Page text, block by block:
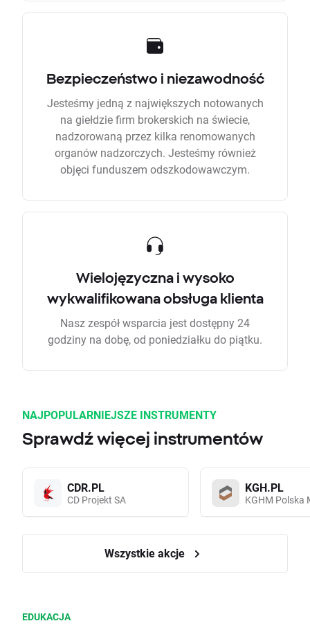
Bezpieczeństwo i niezawodność
Jesteśmy jedną z największych notowanych
na giełdzie firm brokerskich na świecie,
nadzorowaną przez kilka renomowanych
organów nadzorczych. Jesteśmy również
objęci funduszem odszkodowawczym.
Wielojęzyczna i wysoko
wykwalifikowana obsługa klienta
Nasz zespół wsparcia jest dostępny 24
godziny na dobę, od poniedziałku do piątku.
NAJPOPULARNIEJSZE INSTRUMENTY
Sprawdź więcej instrumentów
CDR.PL
CD Projekt SA
KGH.PL
KGHM Polska
Wszystkie akcje
EDUKACJA